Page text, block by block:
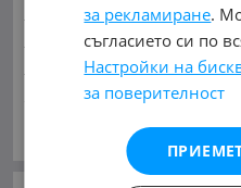
Виж
Камиони Мотоциклети
Индустриални Кари
Ремаркета Велосипеди
Гуми и джанти Купува
BMC BYD (1)
Citroen (474)
за рекламиране.
съгласието си по
Настройки на
за поверителност